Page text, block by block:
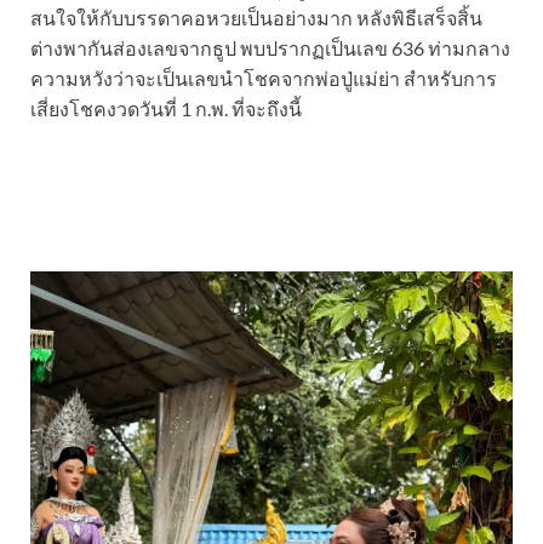
สนใจให้กับบรรดาคอหวยเป็นอย่างมาก หลังพิธีเสร็จสิ้น
ต่างพากันส่องเลขจากธูป พบปรากฏเป็นเลข 636 ท่ามกลาง
ความหวังว่าจะเป็นเลขนำโชคจากพ่อปู่แม่ย่า สำหรับการ
เสี่ยงโชคงวดวันที่ 1 ก.พ. ที่จะถึงนี้